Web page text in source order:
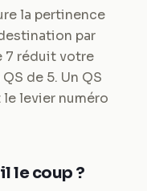
la pertinence
par
7 réduit votre
de 5. Un QS
le levier numéro
le coup ?